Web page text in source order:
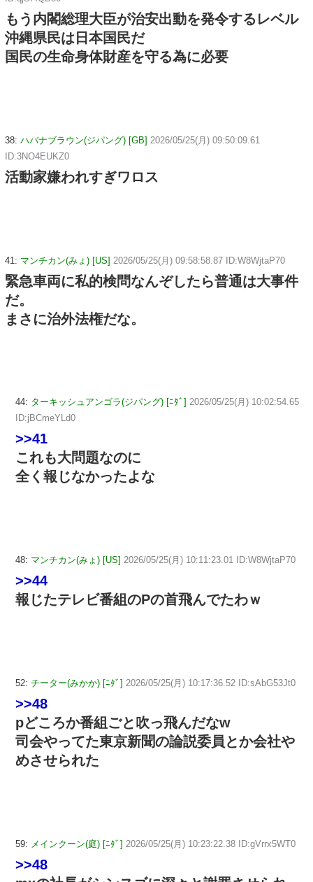
もう内閣総理大臣が治安出動を発令するレベル
沖縄県民は日本国民だ
国民の生命身体財産を守る為に必要
38: ハバナブラウン(ジパング) [GB] 2026/05/25(月) 09:50:09.61
ID:3NO4EUKZ0
活動家嫌われすぎワロス
41: マンチカン(みょ) [US] 2026/05/25(月) 09:58:58.87 ID:W8WjtaP70
緊急車両に私的検問なんぞしたら普通は大事件
だ。
まさに治外法権だな。
44: ターキッシュアンゴラ(ジパング) [ﾆﾀﾞ] 2026/05/25(月) 10:02:54.65
ID:jBCmeYLd0
>>41
これも大問題なのに
全く報じなかったよな
48: マンチカン(みょ) [US] 2026/05/25(月) 10:11:23.01 ID:W8WjtaP70
>>44
報じたテレビ番組のPの首飛んでたわｗ
52: チーター(みかか) [ﾆﾀﾞ] 2026/05/25(月) 10:17:36.52 ID:sAbG53Jt0
>>48
pどころか番組ごと吹っ飛んだなw
司会やってた東京新聞の論説委員とか会社や
めさせられた
59: メインクーン(庭) [ﾆﾀﾞ] 2026/05/25(月) 10:23:22.38 ID:gVrrx5WT0
>>48